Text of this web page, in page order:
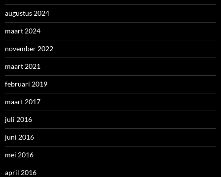
augustus 2024
maart 2024
november 2022
maart 2021
februari 2019
maart 2017
juli 2016
juni 2016
mei 2016
april 2016